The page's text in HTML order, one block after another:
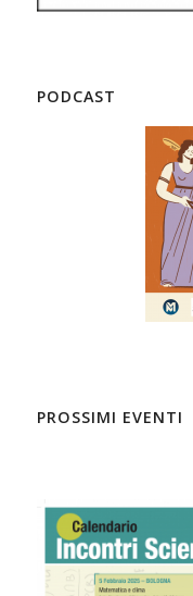
PODCAST
PROSSIMI EVENTI